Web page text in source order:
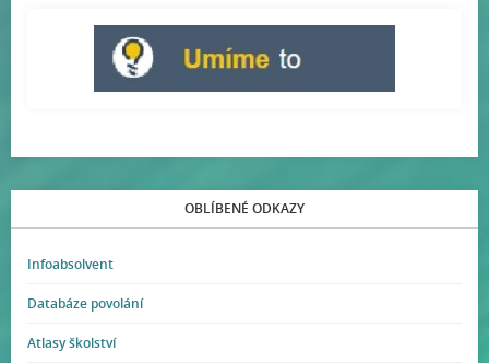
OBLÍBENÉ ODKAZY
Infoabsolvent
Databáze povolání
Atlasy školství